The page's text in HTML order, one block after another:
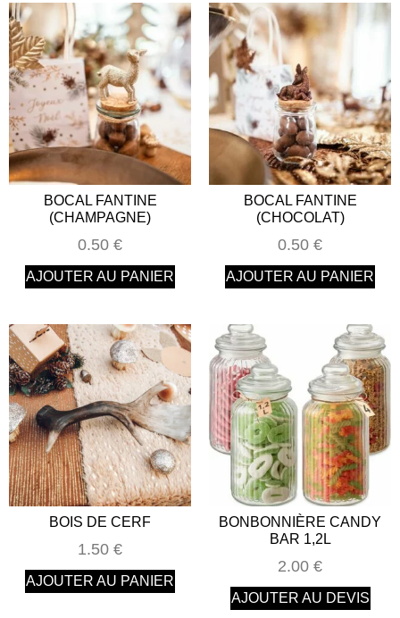
BOCAL FANTINE
(CHAMPAGNE)
0.50 €
AJOUTER AU PANIER
BOCAL FANTINE
(CHOCOLAT)
0.50 €
AJOUTER AU PANIER
BOIS DE CERF
1.50 €
AJOUTER AU PANIER
BONBONNIÈRE CANDY
BAR 1,2L
2.00 €
AJOUTER AU DEVIS